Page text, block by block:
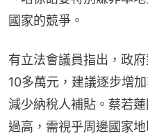
國家的競爭。
有立法會議員指出，政
10多萬元，建議逐步增
減少納稅人補貼。蔡若
過高，需視乎周邊國家